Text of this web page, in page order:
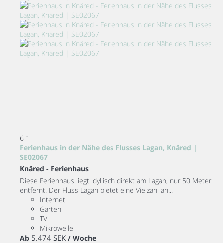
6 1
Ferienhaus in der Nähe des Flusses Lagan, Knäred |
SE02067
Knäred - Ferienhaus
Diese Ferienhaus liegt idyllisch direkt am Lagan, nur 50 Meter
entfernt. Der Fluss Lagan bietet eine Vielzahl an...
Internet
Garten
TV
Mikrowelle
Ab 5.474 SEK / Woche